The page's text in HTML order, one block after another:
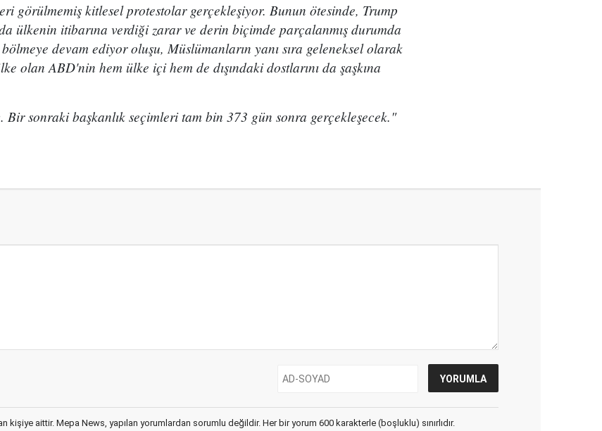
görülmemiş kitlesel protestolar gerçekleşiyor. Bunun ötesinde, Trump
ülkenin itibarına verdiği zarar ve derin biçimde parçalanmış durumda
devam ediyor oluşu, Müslümanların yanı sıra geleneksel olarak
olan ABD'nin hem ülke içi hem de dışındaki dostlarını da şaşkına
Bir sonraki başkanlık seçimleri tam bin 373 gün sonra gerçekleşecek."
kişiye aittir. Mepa News, yapılan yorumlardan sorumlu değildir. Her bir yorum 600 karakterle (boşluklu) sınırlıdır.